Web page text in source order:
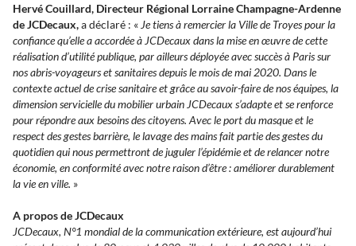
Hervé Couillard, Directeur Régional Lorraine Champagne-Ardenne
de JCDecaux,a déclaré : « Je tiens à remercier la Ville de Troyes pour la
confiance qu’elle a accordée à JCDecaux dans la mise en œuvre de cette
réalisation d’utilité publique, par ailleurs déployée avec succès à Paris sur
nos abris-voyageurs et sanitaires depuis le mois de mai 2020. Dans le
contexte actuel de crise sanitaire et grâce au savoir-faire de nos équipes, la
dimension servicielle du mobilier urbain JCDecaux s’adapte et se renforce
pour répondre aux besoins des citoyens. Avec le port du masque et le
respect des gestes barrière, le lavage des mains fait partie des gestes du
quotidien qui nous permettront de juguler l’épidémie et de relancer notre
économie, en conformité avec notre raison d’être : améliorer durablement
la vie en ville. »
A propos de JCDecaux
JCDecaux, N°1 mondial de la communication extérieure, est aujourd’hui